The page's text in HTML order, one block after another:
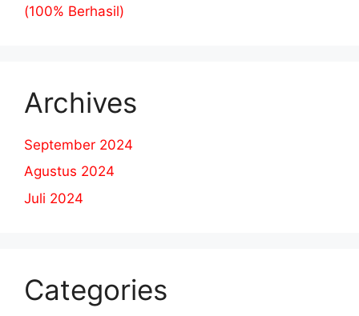
(100% Berhasil)
Archives
September 2024
Agustus 2024
Juli 2024
Categories